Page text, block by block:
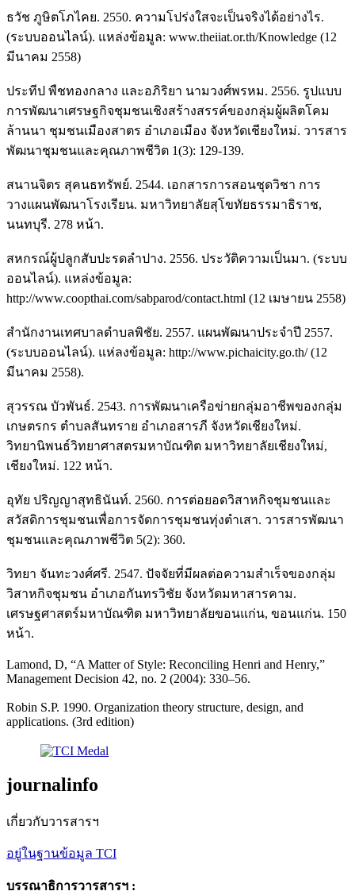
ธวัช ภูษิตโภไคย. 2550. ความโปร่งใสจะเป็นจริงได้อย่างไร.
(ระบบออนไลน์). แหล่งข้อมูล: www.theiiat.or.th/Knowledge (12
มีนาคม 2558)
ประทีป พืชทองกลาง และอภิริยา นามวงศ์พรหม. 2556. รูปแบบ
การพัฒนาเศรษฐกิจชุมชนเชิงสร้างสรรค์ของกลุ่มผู้ผลิตโคม
ล้านนา ชุมชนเมืองสาตร อำเภอเมือง จังหวัดเชียงใหม่. วารสาร
พัฒนาชุมชนและคุณภาพชีวิต 1(3): 129-139.
สนานจิตร สุคนธทรัพย์. 2544. เอกสารการสอนชุดวิชา การ
วางแผนพัฒนาโรงเรียน. มหาวิทยาลัยสุโขทัยธรรมาธิราช,
นนทบุรี. 278 หน้า.
สหกรณ์ผู้ปลูกสับปะรดลำปาง. 2556. ประวัติความเป็นมา. (ระบบ
ออนไลน์). แหล่งข้อมูล:
http://www.coopthai.com/sabparod/contact.html (12 เมษายน 2558)
สำนักงานเทศบาลตำบลพิชัย. 2557. แผนพัฒนาประจำปี 2557.
(ระบบออนไลน์). แห่ลงข้อมูล: http://www.pichaicity.go.th/ (12
มีนาคม 2558).
สุวรรณ บัวพันธ์. 2543. การพัฒนาเครือข่ายกลุ่มอาชีพของกลุ่ม
เกษตรกร ตำบลสันทราย อำเภอสารภี จังหวัดเชียงใหม่.
วิทยานิพนธ์วิทยาศาสตรมหาบัณฑิต มหาวิทยาลัยเชียงใหม่,
เชียงใหม่. 122 หน้า.
อุทัย ปริญญาสุทธินันท์. 2560. การต่อยอดวิสาหกิจชุมชนและ
สวัสดิการชุมชนเพื่อการจัดการชุมชนทุ่งตำเสา. วารสารพัฒนา
ชุมชนและคุณภาพชีวิต 5(2): 360.
วิทยา จันทะวงศ์ศรี. 2547. ปัจจัยที่มีผลต่อความสำเร็จของกลุ่ม
วิสาหกิจชุมชน อำเภอกันทรวิชัย จังหวัดมหาสารคาม.
เศรษฐศาสตร์มหาบัณฑิต มหาวิทยาลัยขอนแก่น, ขอนแก่น. 150
หน้า.
Lamond, D, “A Matter of Style: Reconciling Henri and Henry,”
Management Decision 42, no. 2 (2004): 330–56.
Robin S.P. 1990. Organization theory structure, design, and
applications. (3rd edition)
journalinfo
เกี่ยวกับวารสารฯ
อยู่ในฐานข้อมูล TCI
บรรณาธิการวารสารฯ :